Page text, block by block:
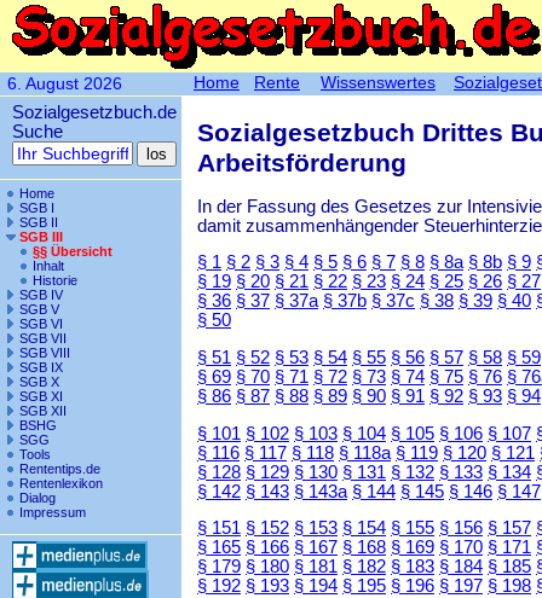
6. August 2026
Sozialgesetzbuch.de
Suche
Home
SGB I
SGB II
SGB III
§§ Übersicht
Inhalt
Historie
SGB IV
SGB V
SGB VI
SGB VII
SGB VIII
SGB IX
SGB X
SGB XI
SGB XII
BSHG
SGG
Tools
Rententips.de
Rentenlexikon
Dialog
Impressum
Sozialgesetzbuch Drittes
Arbeitsförderung
In der Fassung des Gesetzes zur
damit zusammenhängender
§ 1 § 2 § 3 § 4 § 5 § 6 § 7 § 8 § 8a § 8b § 9
§ 19 § 20 § 21 § 22 § 23 § 24 § 25 § 26 § 27
§ 36 § 37 § 37a § 37b § 37c § 38 § 39 § 40
§ 50
§ 51 § 52 § 53 § 54 § 55 § 56 § 57 § 58 § 59
§ 69 § 70 § 71 § 72 § 73 § 74 § 75 § 76 §
§ 86 § 87 § 88 § 89 § 90 § 91 § 92 § 93 § 94
§ 101 § 102 § 103 § 104 § 105 § 106 § 107
§ 116 § 117 § 118 § 118a § 119 § 120 § 121
§ 128 § 129 § 130 § 131 § 132 § 133 § 134
§ 142 § 143 § 143a § 144 § 145 § 146 § 147
§ 151 § 152 § 153 § 154 § 155 § 156 § 157
§ 165 § 166 § 167 § 168 § 169 § 170 § 171
§ 179 § 180 § 181 § 182 § 183 § 184 § 185
§ 192 § 193 § 194 § 195 § 196 § 197 § 198
Home Rente Wissenswertes